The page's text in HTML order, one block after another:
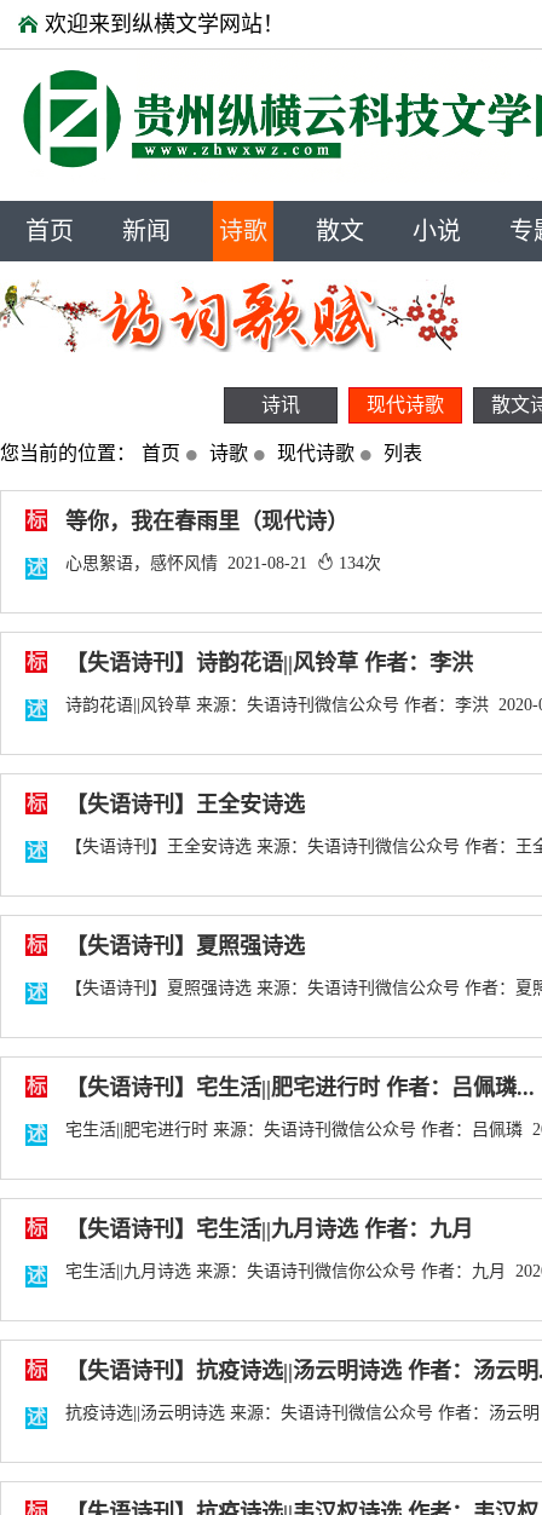
欢迎来到纵横文学网站！
首页 新闻 诗歌 散文 小说 专
诗讯 现代诗歌 散文
您当前的位置： 首页 诗歌 现代诗歌 列表
标 等你，我在春雨里（现代诗）
述 心思絮语，感怀风情 2021-08-21 134次
标 【失语诗刊】诗韵花语||风铃草 作者：李洪
述 诗韵花语||风铃草 来源：失语诗刊微信公众号 作者：李洪
标 【失语诗刊】王全安诗选
述 【失语诗刊】王全安诗选 来源：失语诗刊微信公众号 作者：
标 【失语诗刊】夏照强诗选
述 【失语诗刊】夏照强诗选 来源：失语诗刊微信公众号 作者：
标 【失语诗刊】宅生活||肥宅进行时 作者：吕佩璘...
述 宅生活||肥宅进行时 来源：失语诗刊微信公众号 作者：吕佩璘
标 【失语诗刊】宅生活||九月诗选 作者：九月
述 宅生活||九月诗选 来源：失语诗刊微信你公众号 作者：九月
标 【失语诗刊】抗疫诗选||汤云明诗选 作者：汤云
述 抗疫诗选||汤云明诗选 来源：失语诗刊微信公众号 作者：汤云
标